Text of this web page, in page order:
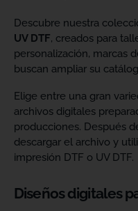
Descubre nuestra
UV DTF, creados para
personalización, marcas
buscan ampliar su
Elige entre una gran
archivos digitales
producciones. Después
descargar el archivo y
impresión DTF o UV DTF.
Diseños digitales